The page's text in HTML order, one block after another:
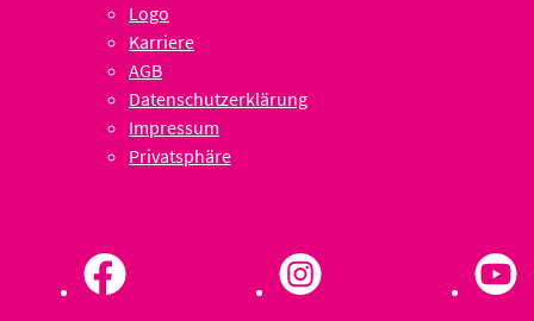
Logo
Karriere
AGB
Datenschutzerklärung
Impressum
Privatsphäre